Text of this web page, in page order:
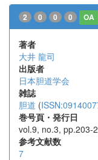
2 0 0 0 OA
著者
大井 龍司
出版者
日本胆道学会
雑誌
胆道 (
巻号頁・発行日
vol.9, no.3, pp.203-
参考文献数
7